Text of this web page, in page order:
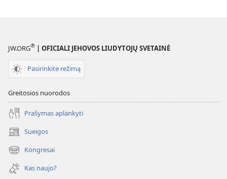
JW.ORG® | OFICIALI JEHOVOS LIUDYTOJŲ SVETAINĖ
Pasirinkite režimą
Greitosios nuorodos
Prašymas aplankyti
Sueigos
(atsiveria
naujas
langas)
Kongresai
(atsiveria
naujas
langas)
Kas naujo?